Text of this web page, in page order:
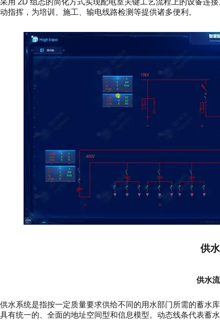
采用 2D 组态的简化方式实现配电室关键工艺流程上的设备连
动指挥，为培训、施工、输电线路检测等提供诸多便利。
供
供水
供水系统是指按一定质量要求供给不同的用水部门所需的蓄水
具有统一的、全面的地址空间型和信息模型。动态线条代表蓄